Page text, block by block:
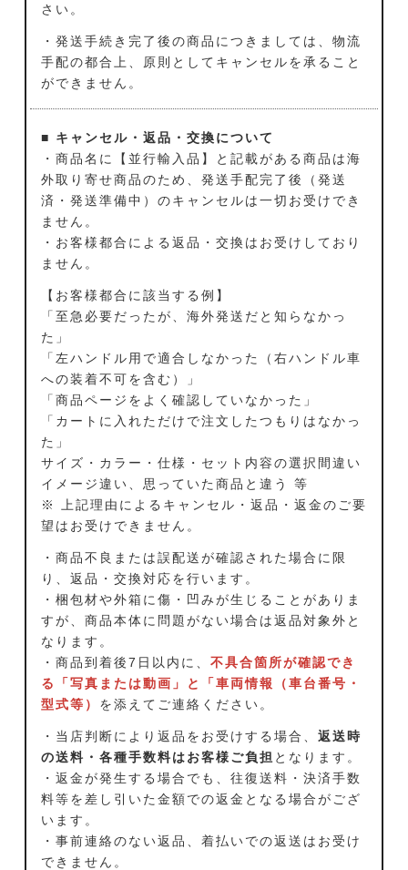
さい。
・発送手続き完了後の商品につきましては、物流
手配の都合上、原則としてキャンセルを承ること
ができません。
■ キャンセル・返品・交換について
・商品名に【並行輸入品】と記載がある商品は海
外取り寄せ商品のため、発送手配完了後（発送
済・発送準備中）のキャンセルは一切お受けでき
ません。
・お客様都合による返品・交換はお受けしており
ません。
【お客様都合に該当する例】
「至急必要だったが、海外発送だと知らなかっ
た」
「左ハンドル用で適合しなかった（右ハンドル車
への装着不可を含む）」
「商品ページをよく確認していなかった」
「カートに入れただけで注文したつもりはなかっ
た」
サイズ・カラー・仕様・セット内容の選択間違い
イメージ違い、思っていた商品と違う 等
※ 上記理由によるキャンセル・返品・返金のご要
望はお受けできません。
・商品不良または誤配送が確認された場合に限
り、返品・交換対応を行います。
・梱包材や外箱に傷・凹みが生じることがありま
すが、商品本体に問題がない場合は返品対象外と
なります。
・商品到着後7日以内に、 不具合箇所が確認でき
る「写真または動画」と「車両情報（車台番号・
型式等） を添えてご連絡ください。
・当店判断により返品をお受けする場合、 返送時
の送料・各種手数料はお客様ご負担 となります。
・返金が発生する場合でも、往復送料・決済手数
料等を差し引いた金額での返金となる場合がござ
います。
・事前連絡のない返品、着払いでの返送はお受け
できません。